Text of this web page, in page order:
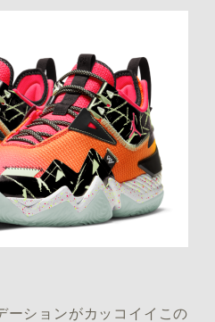
ーションがカッコイイこの